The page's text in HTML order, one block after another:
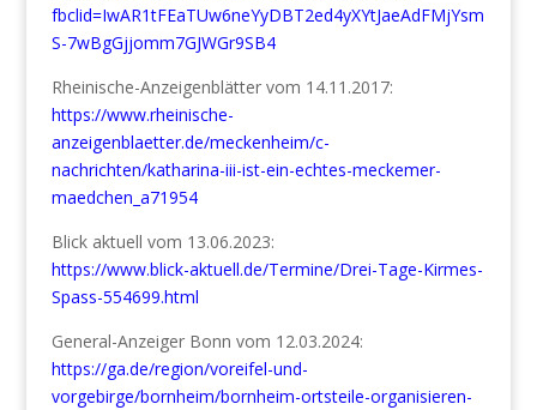
fbclid=IwAR1tFEaTUw6neYyDBT2ed4yXYtJaeAdFMjYsm
S-7wBgGjjomm7GJWGr9SB4
Rheinische-Anzeigenblätter vom 14.11.2017:
https://www.rheinische-
anzeigenblaetter.de/meckenheim/c-
nachrichten/katharina-iii-ist-ein-echtes-meckemer-
maedchen_a71954
Blick aktuell vom 13.06.2023:
https://www.blick-aktuell.de/Termine/Drei-Tage-Kirmes-
Spass-554699.html
General-Anzeiger Bonn vom 12.03.2024:
https://ga.de/region/voreifel-und-
vorgebirge/bornheim/bornheim-ortsteile-organisieren-